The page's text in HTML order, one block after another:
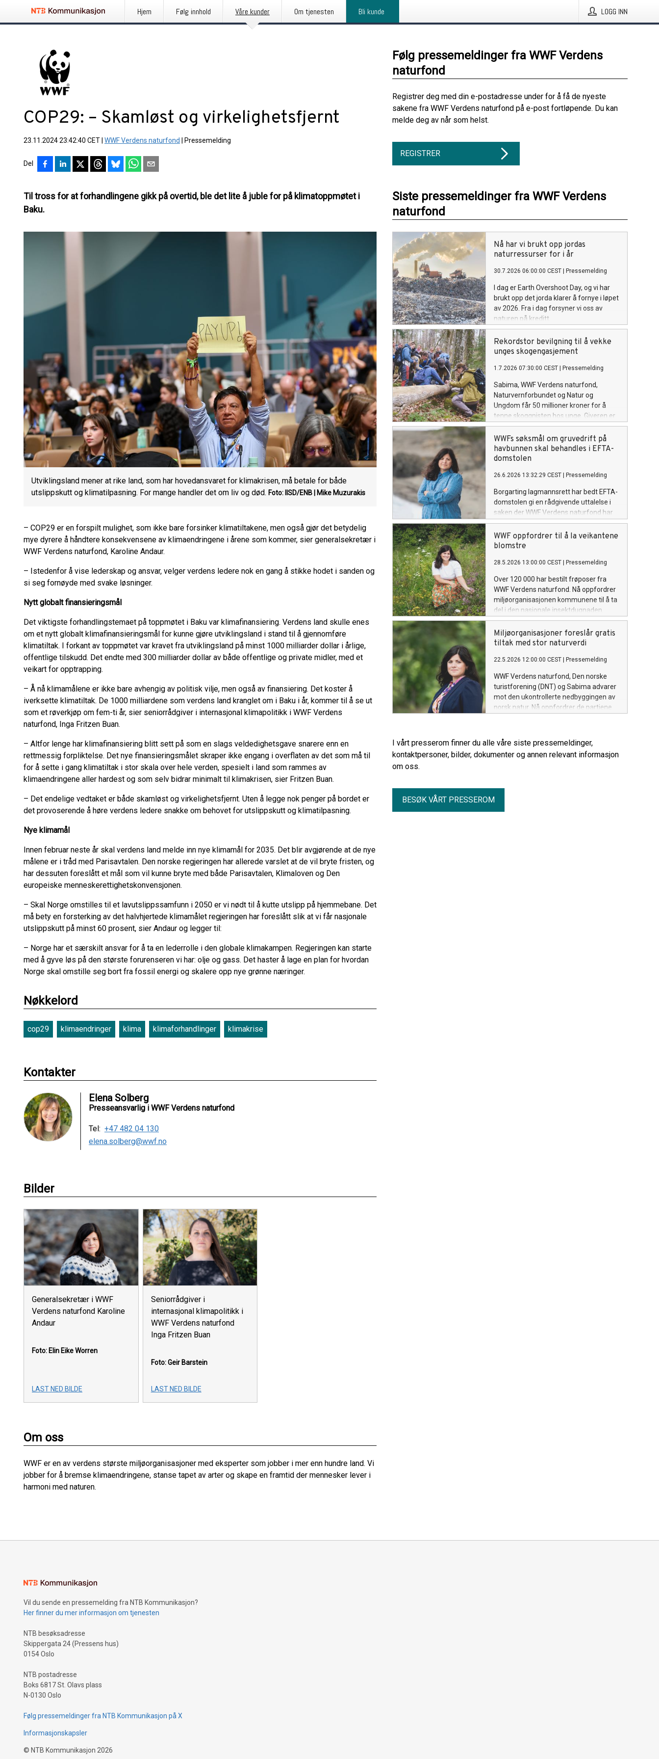
Hjem Følg innhold Våre kunder Om tjenesten Bli kunde LOGG INN
COP29: – Skamløst og virkelighetsfjernt
23.11.2024 23:42:40 CET WWF Verdens naturfond Pressemelding
Del
Til tross for at forhandlingene gikk på overtid, ble det lite å juble for på klimatoppmøtet i
Baku.
Utviklingsland mener at rike land, som har hovedansvaret for klimakrisen, må betale for både
utslippskutt og klimatilpasning. For mange handler det om liv og død. Foto: IISD/ENB | Mike Muzurakis
– COP29 er en forspilt mulighet, som ikke bare forsinker klimatiltakene, men også gjør det betydelig
mye dyrere å håndtere konsekvensene av klimaendringene i årene som kommer, sier generalsekretær i
WWF Verdens naturfond, Karoline Andaur.
– Istedenfor å vise lederskap og ansvar, velger verdens ledere nok en gang å stikke hodet i sanden og
si seg fornøyde med svake løsninger.
Nytt globalt finansieringsmål
Det viktigste forhandlingstemaet på toppmøtet i Baku var klimafinansiering. Verdens land skulle enes
om et nytt globalt klimafinansieringsmål for kunne gjøre utviklingsland i stand til å gjennomføre
klimatiltak. I forkant av toppmøtet var kravet fra utviklingsland på minst 1000 milliarder dollar i årlige,
offentlige tilskudd. Det endte med 300 milliarder dollar av både offentlige og private midler, med et
veikart for opptrapping.
– Å nå klimamålene er ikke bare avhengig av politisk vilje, men også av finansiering. Det koster å
iverksette klimatiltak. De 1000 milliardene som verdens land kranglet om i Baku i år, kommer til å se ut
som et røverkjøp om fem-ti år, sier seniorrådgiver i internasjonal klimapolitikk i WWF Verdens
naturfond, Inga Fritzen Buan.
– Altfor lenge har klimafinansiering blitt sett på som en slags veldedighetsgave snarere enn en
rettmessig forpliktelse. Det nye finansieringsmålet skraper ikke engang i overflaten av det som må til
for å sette i gang klimatiltak i stor skala over hele verden, spesielt i land som rammes av
klimaendringene aller hardest og som selv bidrar minimalt til klimakrisen, sier Fritzen Buan.
– Det endelige vedtaket er både skamløst og virkelighetsfjernt. Uten å legge nok penger på bordet er
det provoserende å høre verdens ledere snakke om behovet for utslippskutt og klimatilpasning.
Nye klimamål
Innen februar neste år skal verdens land melde inn nye klimamål for 2035. Det blir avgjørende at de nye
målene er i tråd med Parisavtalen. Den norske regjeringen har allerede varslet at de vil bryte fristen, og
har dessuten foreslått et mål som vil kunne bryte med både Parisavtalen, Klimaloven og Den
europeiske menneskerettighetskonvensjonen.
– Skal Norge omstilles til et lavutslippssamfunn i 2050 er vi nødt til å kutte utslipp på hjemmebane. Det
må bety en forsterking av det halvhjertede klimamålet regjeringen har foreslått slik at vi får nasjonale
utslippskutt på minst 60 prosent, sier Andaur og legger til:
– Norge har et særskilt ansvar for å ta en lederrolle i den globale klimakampen. Regjeringen kan starte
med å gyve løs på den største forurenseren vi har: olje og gass. Det haster å lage en plan for hvordan
Norge skal omstille seg bort fra fossil energi og skalere opp nye grønne næringer.
Nøkkelord
cop29 klimaendringer klima klimaforhandlinger klimakrise
Kontakter
Elena Solberg
Presseansvarlig i WWF Verdens naturfond
Tel: +47 482 04 130
elena.solberg@wwf.no
Bilder
Generalsekretær i WWF
Verdens naturfond Karoline
Andaur
Foto: Elin Eike Worren
LAST NED BILDE
Seniorrådgiver i
internasjonal klimapolitikk i
WWF Verdens naturfond
Inga Fritzen Buan
Foto: Geir Barstein
LAST NED BILDE
Om oss
WWF er en av verdens største miljøorganisasjoner med eksperter som jobber i mer enn hundre land. Vi
jobber for å bremse klimaendringene, stanse tapet av arter og skape en framtid der mennesker lever i
harmoni med naturen.
Følg pressemeldinger fra WWF Verdens
naturfond
Registrer deg med din e-postadresse under for å få de nyeste
sakene fra WWF Verdens naturfond på e-post fortløpende. Du kan
melde deg av når som helst.
REGISTRER
Siste pressemeldinger fra WWF Verdens
naturfond
Nå har vi brukt opp jordas
naturressurser for i år
30.7.2026 06:00:00 CEST Pressemelding
I dag er Earth Overshoot Day, og vi har
brukt opp det jorda klarer å fornye i løpet
av 2026. Fra i dag forsyner vi oss av
naturen på kreditt.
Rekordstor bevilgning til å vekke
unges skogengasjement
1.7.2026 07:30:00 CEST Pressemelding
Sabima, WWF Verdens naturfond,
Naturvernforbundet og Natur og
Ungdom får 50 millioner kroner for å
tenne skoggnisten hos unge. Giveren er
Sparebankstiftelsen DNB, og dette er
den største tildelingen i sitt slag.
WWFs søksmål om gruvedrift på
havbunnen skal behandles i EFTA-
domstolen
26.6.2026 13:32:29 CEST Pressemelding
Borgarting lagmannsrett har bedt EFTA-
domstolen gi en rådgivende uttalelse i
saken der WWF Verdens naturfond har
saksøkt den norske stat for
beslutningen om å åpne for gruvedrift
på havbunnen i 2024.
WWF oppfordrer til å la veikantene
blomstre
28.5.2026 13:00:00 CEST Pressemelding
Over 120 000 har bestilt frøposer fra
WWF Verdens naturfond. Nå oppfordrer
miljøorganisasjonen kommunene til å ta
del i den nasjonale insektdugnaden.
Miljøorganisasjoner foreslår gratis
tiltak med stor naturverdi
22.5.2026 12:00:00 CEST Pressemelding
WWF Verdens naturfond, Den norske
turistforening (DNT) og Sabima advarer
mot den ukontrollerte nedbyggingen av
norsk natur. Nå oppfordrer de partiene
I vårt presserom finner du alle våre siste pressemeldinger,
kontaktpersoner, bilder, dokumenter og annen relevant informasjon
om oss.
BESØK VÅRT PRESSEROM
Vil du sende en pressemelding fra NTB Kommunikasjon?
Her finner du mer informasjon om tjenesten
NTB besøksadresse
Skippergata 24 (Pressens hus)
0154 Oslo
NTB postadresse
Boks 6817 St. Olavs plass
N-0130 Oslo
Følg pressemeldinger fra NTB Kommunikasjon på X
Informasjonskapsler
© NTB Kommunikasjon 2026